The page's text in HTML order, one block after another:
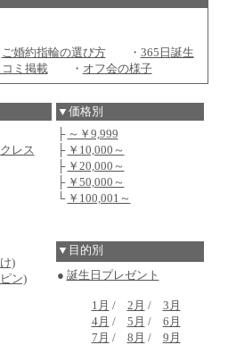
ご婚約指輪の選び方・ 365日誕生
ミ掲載・ オフ会の様子
▼価格別
レス
)
ン)
├ ～￥9,999
├ ￥10,000～
├ ￥20,000～
├ ￥50,000～
└ ￥100,001～
▼目的別
● 誕生日プレゼント
1月 / 2月 / 3月
4月 / 5月 / 6月
7月 / 8月 / 9月